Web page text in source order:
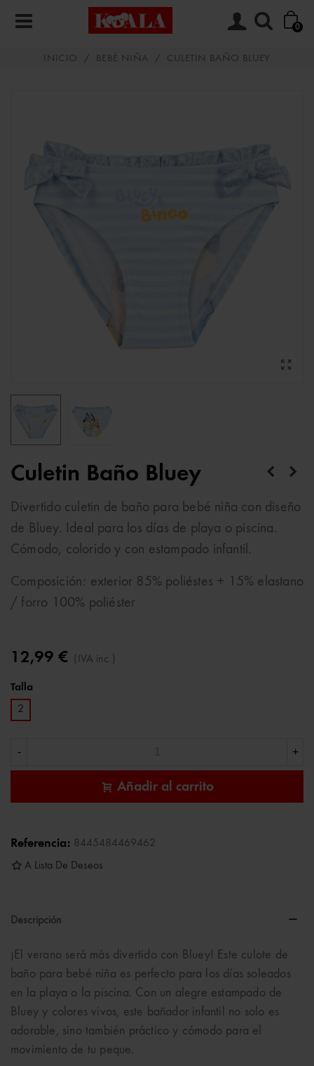
0
INICIO / BEBÉ NIÑA / CULETIN BAÑO BLUEY
Culetin Baño Bluey
Divertido culetin de baño para bebé niña con diseño
de Bluey. Ideal para los días de playa o piscina.
Cómodo, colorido y con estampado infantil.
Composición: exterior 85% poliéstes + 15% elastano
/ forro 100% poliéster
12,99 € (IVA inc.)
Talla
2
- +
Añadir al carrito
Referencia: 8445484469462
A Lista De Deseos
Descripción
¡El verano será más divertido con Bluey! Este culote de
baño para bebé niña es perfecto para los días soleados
en la playa o la piscina. Con un alegre estampado de
Bluey y colores vivos, este bañador infantil no solo es
adorable, sino también práctico y cómodo para el
movimiento de tu peque.